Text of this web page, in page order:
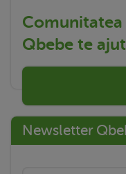
Comunitatea
Qbebe te
Newsletter